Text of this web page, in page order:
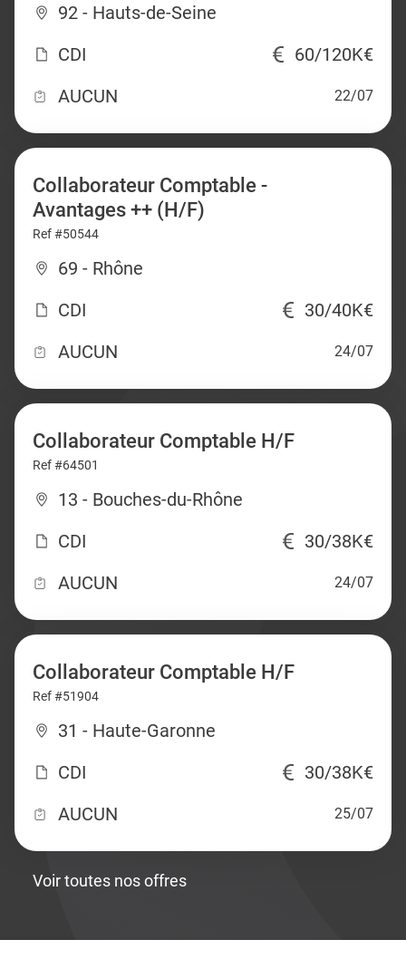
92 - Hauts-de-Seine
CDI
60/120K€
AUCUN
22/07
Collaborateur Comptable -
Avantages ++ (H/F)
Ref #50544
69 - Rhône
CDI
30/40K€
AUCUN
24/07
Collaborateur Comptable H/F
Ref #64501
13 - Bouches-du-Rhône
CDI
30/38K€
AUCUN
24/07
Collaborateur Comptable H/F
Ref #51904
31 - Haute-Garonne
CDI
30/38K€
AUCUN
25/07
Voir toutes nos offres